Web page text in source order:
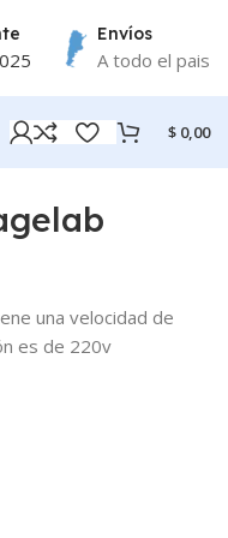
Envíos
A todo el pais
$ 0,00
una velocidad de
es de 220v